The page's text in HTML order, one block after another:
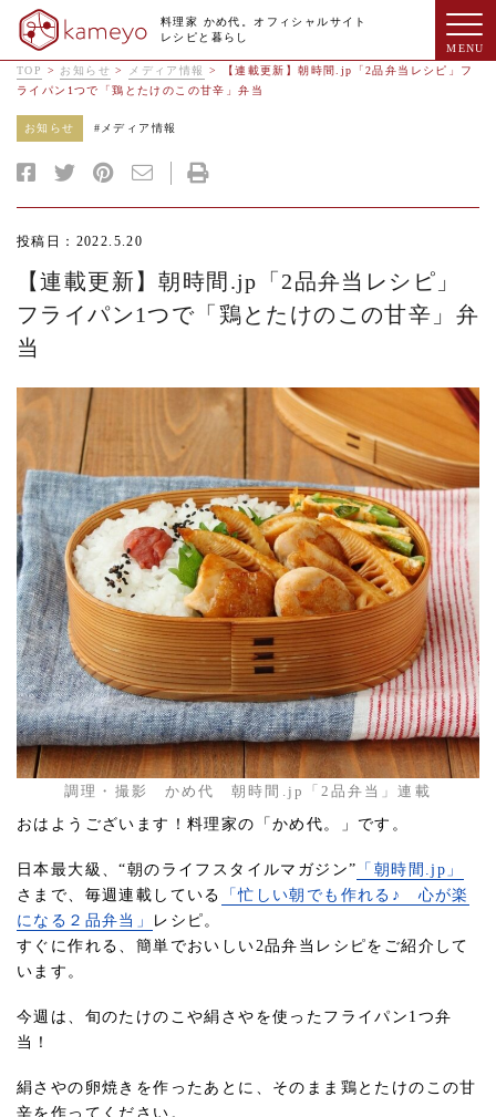
料理家 かめ代。オフィシャルサイト
レシピと暮らし
TOP > お知らせ > メディア情報 >
【連載更新】朝時間.jp「2品弁当レシピ」フ
ライパン1つで「鶏とたけのこの甘辛」弁当
お知らせ # メディア情報
投稿日：2022.5.20
【連載更新】朝時間.jp「2品弁当レシピ」
フライパン1つで「鶏とたけのこの甘辛」弁
当
調理・撮影 かめ代 朝時間.jp「2品弁当」連載
おはようございます！料理家の「かめ代。」です。
日本最大級、“朝のライフスタイルマガジン” 「朝時間.jp」
さまで、毎週連載している
「忙しい朝でも作れる♪ 心が楽
になる２品弁当」
レシピ。
すぐに作れる、簡単でおいしい2品弁当レシピをご紹介して
います。
今週は、旬のたけのこや絹さやを使ったフライパン1つ弁
当！
絹さやの卵焼きを作ったあとに、そのまま鶏とたけのこの甘
辛を作ってください。